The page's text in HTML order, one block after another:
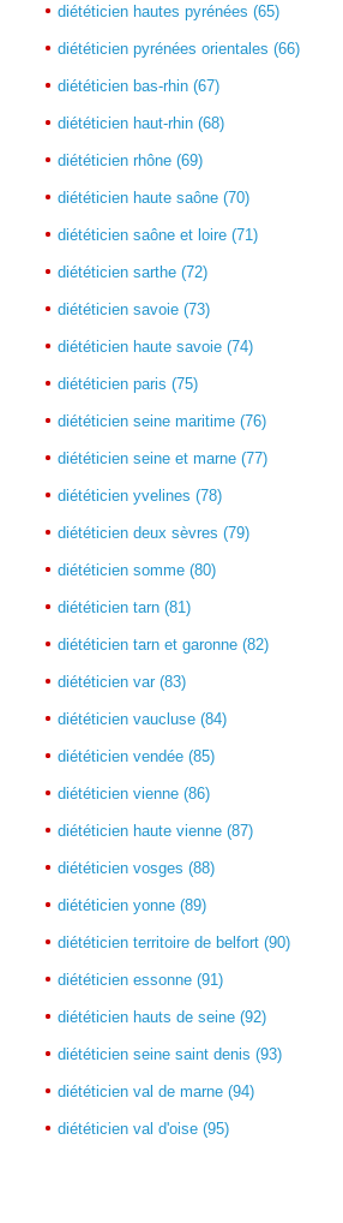
diététicien hautes pyrénées (65)
diététicien pyrénées orientales (66)
diététicien bas-rhin (67)
diététicien haut-rhin (68)
diététicien rhône (69)
diététicien haute saône (70)
diététicien saône et loire (71)
diététicien sarthe (72)
diététicien savoie (73)
diététicien haute savoie (74)
diététicien paris (75)
diététicien seine maritime (76)
diététicien seine et marne (77)
diététicien yvelines (78)
diététicien deux sèvres (79)
diététicien somme (80)
diététicien tarn (81)
diététicien tarn et garonne (82)
diététicien var (83)
diététicien vaucluse (84)
diététicien vendée (85)
diététicien vienne (86)
diététicien haute vienne (87)
diététicien vosges (88)
diététicien yonne (89)
diététicien territoire de belfort (90)
diététicien essonne (91)
diététicien hauts de seine (92)
diététicien seine saint denis (93)
diététicien val de marne (94)
diététicien val d'oise (95)